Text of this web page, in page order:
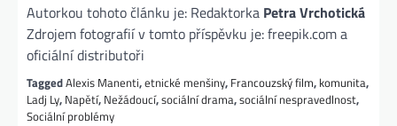
Autorkou tohoto článku je: Redaktorka Petra Vrchotická
Zdrojem fotografií v tomto příspěvku je: freepik.com a
oficiální distributoři
TaggedAlexis Manenti,etnické menšiny, Francouzský film, komunita,
Ladj Ly, Napětí, Nežádoucí,sociální drama,sociální nespravedlnost,
Sociální problémy